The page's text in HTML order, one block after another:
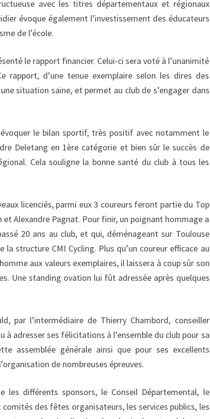
avec les titres départementaux et régionaux
évoque également l’investissement des éducateurs
de l’école.
le rapport financier. Celui-ci sera voté à l’unanimité
rapport, d’une tenue exemplaire selon les dires des
situation saine, et permet au club de s’engager dans
le bilan sportif, très positif avec notamment le
Deletang en 1ère catégorie et bien sûr le succès de
Cela souligne la bonne santé du club à tous les
licenciés, parmi eux 3 coureurs feront partie du Top
Alexandre Pagnat. Pour finir, un poignant hommage a
20 ans au club, et qui, déménageant sur Toulouse
structure CMI Cycling. Plus qu’un coureur efficace au
aux valeurs exemplaires, il laissera à coup sûr son
Une standing ovation lui fût adressée après quelques
par l’intermédiaire de Thierry Chambord, conseiller
à adresser ses félicitations à l’ensemble du club pour sa
assemblée générale ainsi que pour ses excellents
de nombreuses épreuves.
les différents sponsors, le Conseil Départemental, le
des fêtes organisateurs, les services publics, les